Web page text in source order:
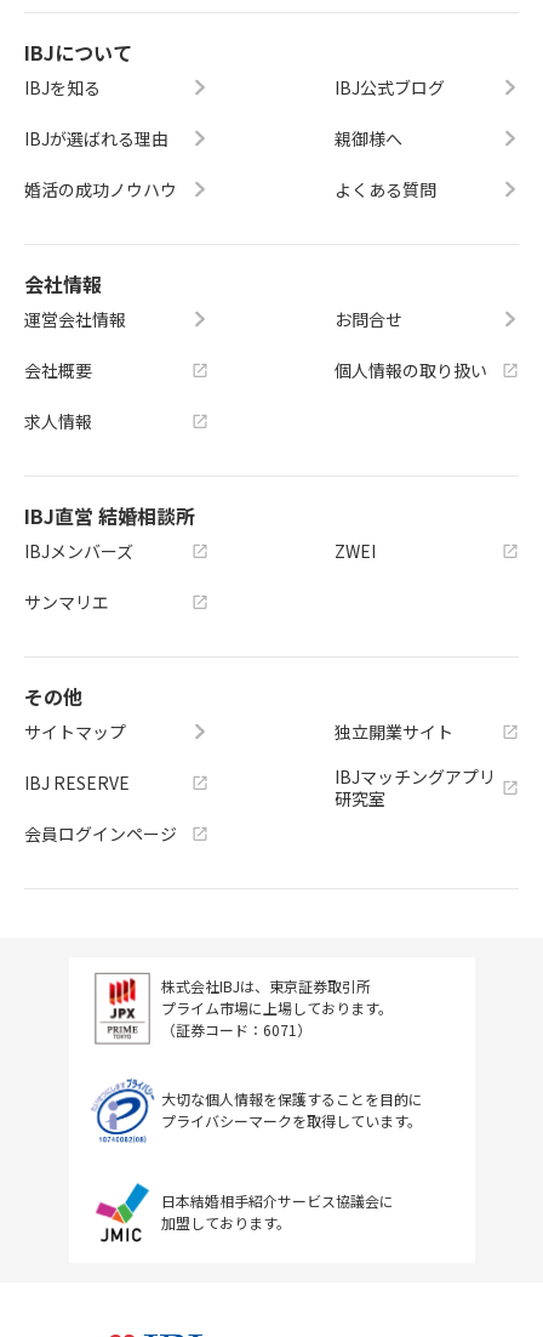
IBJについて
IBJを知る
IBJが選ばれる理由
婚活の成功ノウハウ
IBJ公式ブログ
親御様へ
よくある質問
会社情報
運営会社情報
会社概要
求人情報
お問合せ
個人情報の取り扱い
IBJ直営 結婚相談所
IBJメンバーズ
サンマリエ
ZWEI
その他
サイトマップ
IBJ RESERVE
会員ログインページ
独立開業サイト
IBJマッチングアプリ
研究室
株式会社IBJは、東京証券取引所
プライム市場に上場しております。
（証券コード：6071）
大切な個人情報を保護することを目的に
プライバシーマークを取得しています。
日本結婚相手紹介サービス協議会に
加盟しております。